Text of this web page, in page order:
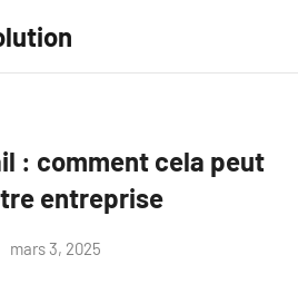
: comment cela peut
entreprise
mars 3, 2025